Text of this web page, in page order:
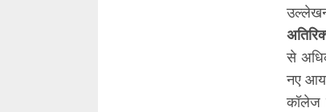
से
नए
कॉलेज